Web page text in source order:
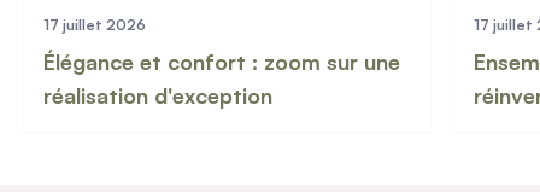
17 juillet 2026
Élégance et confort : zoom sur une
réalisation d'exception
17 juillet